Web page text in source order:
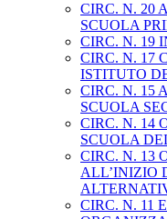
CIRC. N. 20
SCUOLA
CIRC. N. 19
CIRC. N. 17
ISTITUTO
CIRC. N. 15
SCUOLA
CIRC. N. 14
SCUOLA
CIRC. N. 13
ALL’INIZIO
CIRC. N. 11